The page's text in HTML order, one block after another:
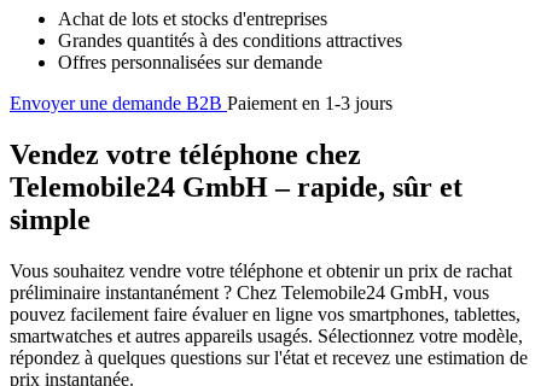
Achat de lots et stocks d'entreprises
Grandes quantités à des conditions attractives
Offres personnalisées sur demande
Envoyer une demande B2B Paiement en 1-3 jours
Vendez votre téléphone chez
Telemobile24 GmbH – rapide, sûr et
simple
Vous souhaitez vendre votre téléphone et obtenir un prix de rachat
préliminaire instantanément ? Chez Telemobile24 GmbH, vous
pouvez facilement faire évaluer en ligne vos smartphones, tablettes,
smartwatches et autres appareils usagés. Sélectionnez votre modèle,
répondez à quelques questions sur l'état et recevez une estimation de
prix instantanée.